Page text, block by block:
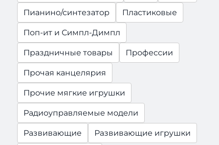
Пианино/синтезатор Пластиковые
Поп-ит и Симпл-Димпл
Праздничные товары Профессии
Прочая канцелярия
Прочие мягкие игрушки
Радиоуправляемые модели
Развивающие Развивающие игрушки